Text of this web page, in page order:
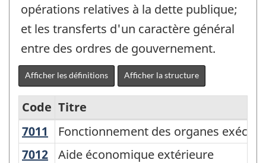
opérations relatives à la dette publique;
et les transferts d'un caractère général
entre des ordres de gouvernement.
Afficher les définitions Afficher la structure
Classification
canadienne
Code Titre
7011
Fonctionnement des organes
Fonctionnement des organes
7012 Aide économique extérieure
Aide économique extérieure